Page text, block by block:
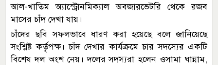
আল-খাতিম অ্যাস্ট্রোনমিক্যাল অবজারভেটরি থেকে রজব
মাসের চাঁদ দেখা যায়।
চাঁদের ছবি সফলভাবে ধারণ করা হয়েছে বলে জানিয়েছে
সংশ্লিষ্ট কর্তৃপক্ষ। চাঁদ দেখার কার্যক্রমে চার সদস্যের একটি
বিশেষ দল অংশ নেয়। দলের সদস্যরা হলেন ওসামা ঘান্নাম,